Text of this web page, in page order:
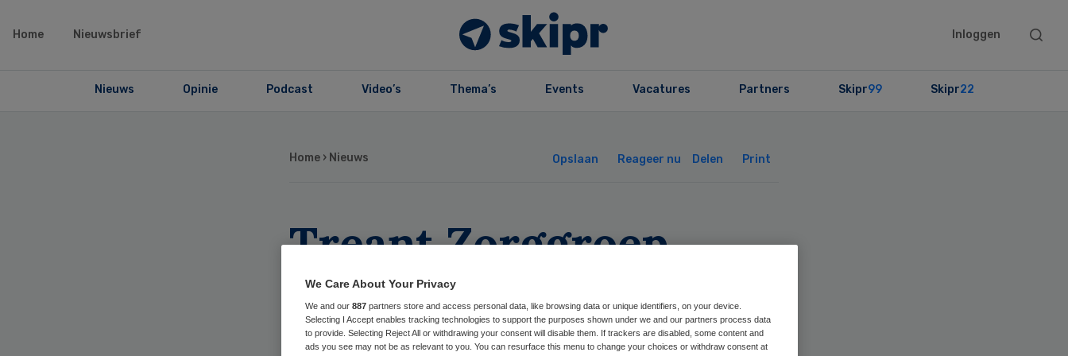
Home Nieuwsbrief Inloggen
Search
Nieuws Opinie Podcast Video’s Thema’s Events Vacatures Partners Skipr99 Skipr22
Home › Nieuws Opslaan Reageer nu Delen Print
Treant Zorggroep
zoekt nieuwe raad van
bestuur
We Care About Your Privacy
We and our 887 partners store and access personal data, like browsing data or unique identifiers, on your device.
Selecting I Accept enables tracking technologies to support the purposes shown under we and our partners process data
to provide. Selecting Reject All or withdrawing your consent will disable them. If trackers are disabled, some content and
ads you see may not be as relevant to you. You can resurface this menu to change your choices or withdraw consent at